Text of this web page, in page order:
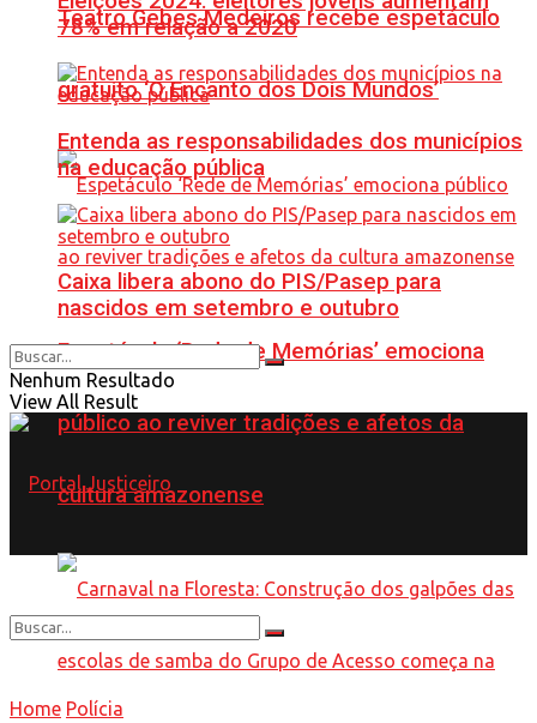
Teatro Gebes Medeiros recebe espetáculo
gratuito ‘O Encanto dos Dois Mundos’
Espetáculo ‘Rede de Memórias’ emociona
público ao reviver tradições e afetos da
cultura amazonense
78% em relação a 2020
Entenda as responsabilidades dos municípios
na educação pública
Caixa libera abono do PIS/Pasep para
nascidos em setembro e outubro
Nenhum Resultado
View All Result
Home Polícia